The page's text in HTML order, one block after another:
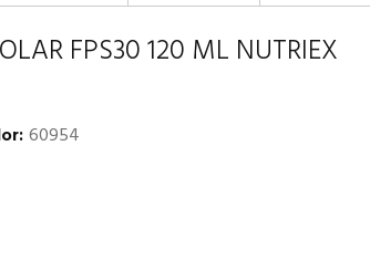
FPS30 120 ML NUTRIEX
60954